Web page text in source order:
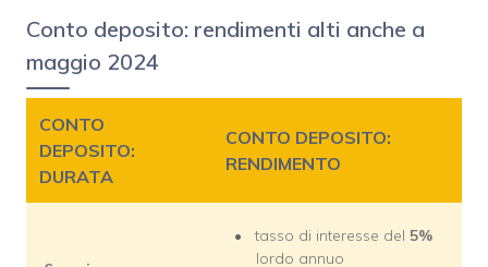
Conto deposito: rendimenti alti anche a
maggio 2024
CONTO
DEPOSITO:
DURATA
CONTO DEPOSITO:
RENDIMENTO
tasso di interesse del 5%
lordo annuo